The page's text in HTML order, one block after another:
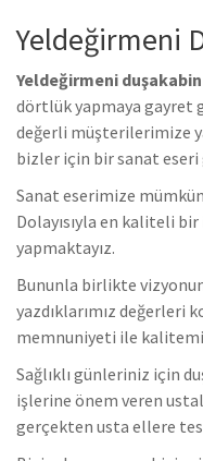
Yeldeğirmeni
Yeldeğirmeni
dörtlük yapmaya gayret
değerli müşterilerimize
bizler için bir sanat
Sanat eserimize
Dolayısıyla en kaliteli
yapmaktayız.
Bununla birlikte
yazdıklarımız değerleri
memnuniyeti ile
Sağlıklı günleriniz için
işlerine önem veren
gerçekten usta ellere